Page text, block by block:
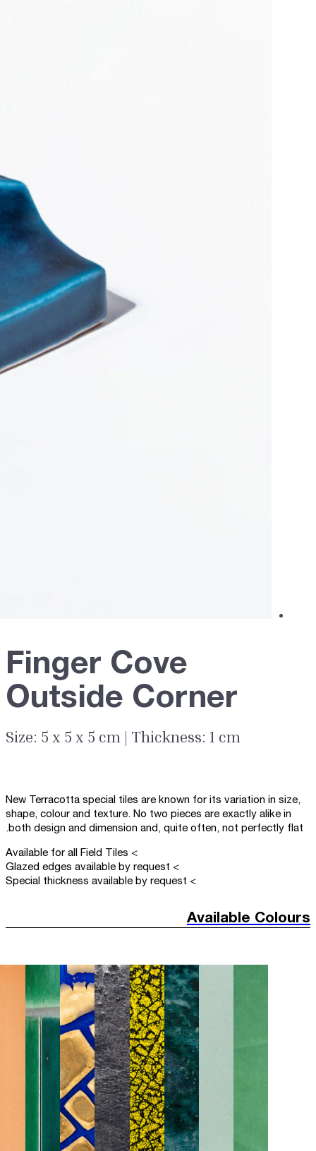
Finger Cove
Outside Corner
Size: 5 x 5 x 5 cm | Thickness: 1 cm
New Terracotta special tiles are known for its variation in size,
shape, colour and texture. No two pieces are exactly alike in
both design and dimension and, quite often, not perfectly flat.
> Available for all Field Tiles
> Glazed edges available by request
> Special thickness available by request
Available Colours